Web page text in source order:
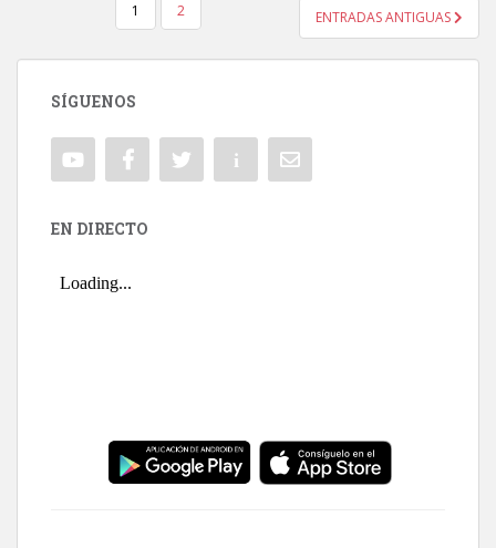
NAVEGACIÓN DE ENTRADAS
1 2 ENTRADAS ANTIGUAS
SÍGUENOS
EN DIRECTO